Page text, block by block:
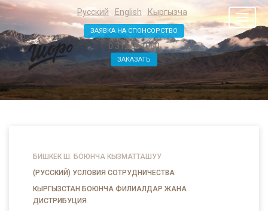
Русский English Кыргызча
ЗАЯВКА НА СПОНСОРСТВО
0 312 361000
ЗАКАЗАТЬ
БИШКЕК Ш. БОЮНЧА КЫЗМАТТАШУУ
(РУССКИЙ) УСЛОВИЯ СОТРУДНИЧЕСТВА
КЫРГЫЗСТАН БОЮНЧА ФИЛИАЛДАР ЖАНА
ДИСТРИБУЦИЯ